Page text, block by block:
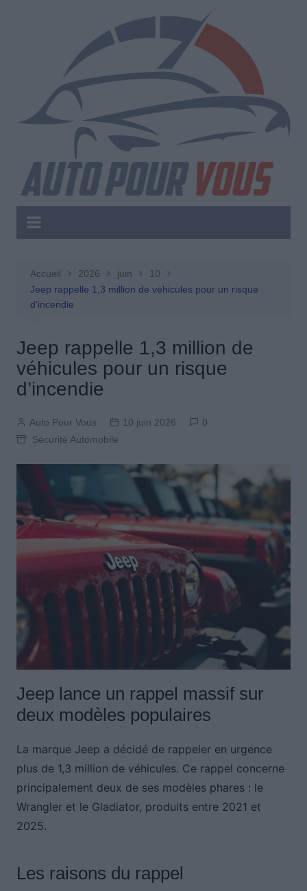
Accueil 2026 juin
10
Jeep rappelle 1,3 million de véhicules pour un risque
d’incendie
Jeep rappelle 1,3 million de
véhicules pour un risque
d’incendie
Auto Pour Vous 10 juin 2026
0
Sécurité Automobile
Jeep lance un rappel massif sur
deux modèles populaires
La marque Jeep a décidé de rappeler en urgence
plus de 1,3 million de véhicules. Ce rappel concerne
principalement deux de ses modèles phares : le
Wrangler et le Gladiator, produits entre 2021 et
2025.
Les raisons du rappel